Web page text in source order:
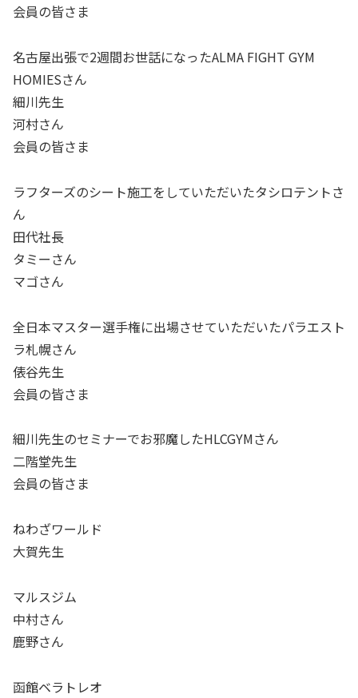
会員の皆さま
名古屋出張で2週間お世話になったALMA FIGHT GYM
HOMIESさん
細川先生
河村さん
会員の皆さま
ラフターズのシート施工をしていただいたタシロテントさ
ん
田代社長
タミーさん
マゴさん
全日本マスター選手権に出場させていただいたパラエスト
ラ札幌さん
俵谷先生
会員の皆さま
細川先生のセミナーでお邪魔したHLCGYMさん
二階堂先生
会員の皆さま
ねわざワールド
大賀先生
マルスジム
中村さん
鹿野さん
函館ベラトレオ